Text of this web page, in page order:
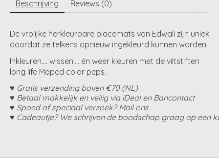
Beschrijving Reviews (0)
De vrolijke herkleurbare placemats van Edwali zijn uniek
doordat ze telkens opnieuw ingekleurd kunnen worden.
Inkleuren…. wissen…. én weer kleuren met de viltstiften
long life Maped color peps.
♥ Gratis verzending boven €70 (NL)
♥ Betaal makkelijk en veilig via iDeal en Bancontact
♥ Spoed of speciaal verzoek? Mail ons
♥ Cadeautje? We schrijven de boodschap graag op een